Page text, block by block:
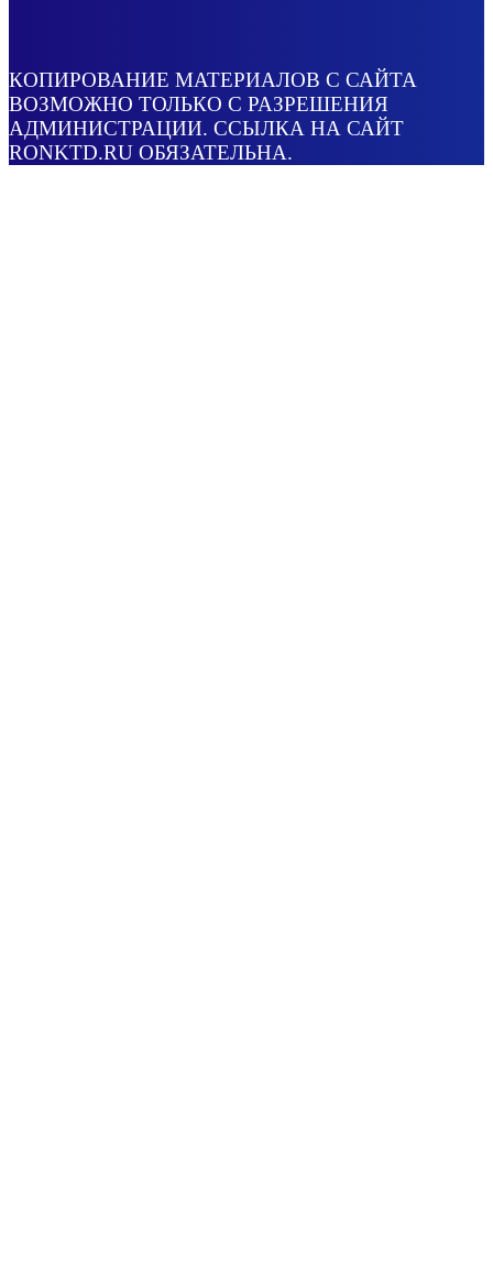
КОПИРОВАНИЕ МАТЕРИАЛОВ С САЙТА
ВОЗМОЖНО ТОЛЬКО С РАЗРЕШЕНИЯ
АДМИНИСТРАЦИИ. ССЫЛКА НА САЙТ
RONKTD.RU ОБЯЗАТЕЛЬНА.